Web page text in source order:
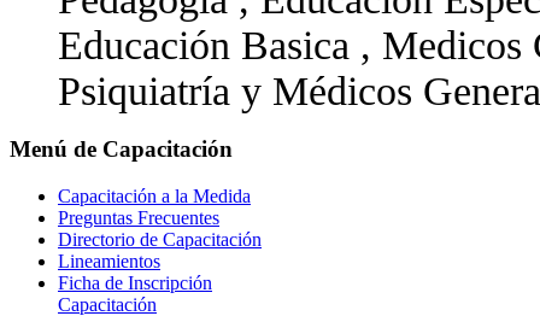
Educación Basica , Medicos
Psiquiatría y Médicos
Menú de Capacitación
Capacitación a la Medida
Preguntas Frecuentes
Directorio de Capacitación
Lineamientos
Ficha de Inscripción
Capacitación